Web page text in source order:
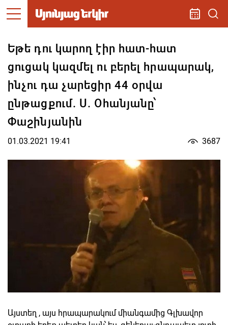
Եթե դու կարող էիր հատ-հատ
ցուցակ կազմել ու բերել հրապարակ,
ինչու դա չարեցիր 44 օրվա
ընթացքում. Ս. Օհանյանը՝
Փաշինյանին
01.03.2021 19:41 3687
Այստեղ , այս հրապարակում միանգամից Գլխավոր